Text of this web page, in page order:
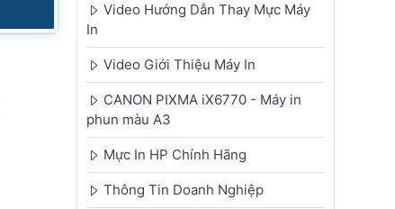
Video Hướng Dẫn Thay Mực Máy
In
Video Giới Thiệu Máy In
CANON PIXMA iX6770 - Máy in
phun màu A3
Mực In HP Chính Hãng
Thông Tin Doanh Nghiệp